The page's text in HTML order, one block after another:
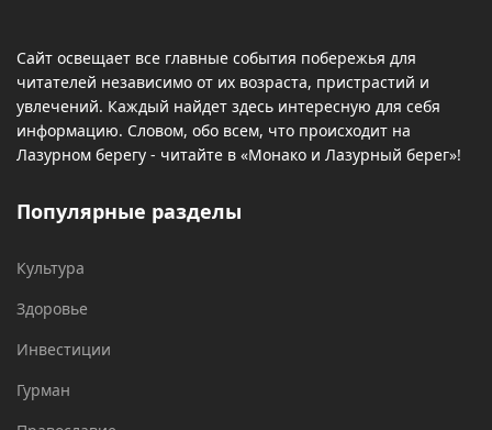
Сайт освещает все главные события побережья для
читателей независимо от их возраста, пристрастий и
увлечений. Каждый найдет здесь интересную для себя
информацию. Словом, обо всем, что происходит на
Лазурном берегу - читайте в «Монако и Лазурный берег»!
Популярные разделы
Культура
Здоровье
Инвестиции
Гурман